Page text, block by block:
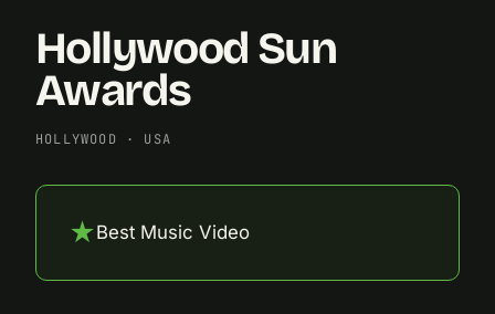
Hollywood Sun
Awards
HOLLYWOOD · USA
★Best Music Video